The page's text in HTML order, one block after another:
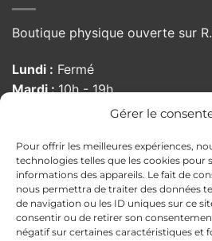
Gérer le
Pour offrir les meilleures expériences,
technologies telles que les cookies pour
informations des appareils. Le fait de
nous permettra de traiter des données
de navigation ou les ID uniques sur ce
consentir ou de retirer son
négatif sur certaines caractéristiques et
Boutique physique ouverte sur
Lundi : Fermé
Mardi :10h - 19h
10h - 19h
Vendredi :10:00 - 19h
Samedi :10h - 19h
Dimanche :Fermé